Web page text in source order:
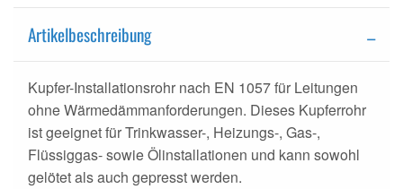
Artikelbeschreibung
Kupfer-Installationsrohr nach EN 1057 für Leitungen
ohne Wärmedämmanforderungen. Dieses Kupferrohr
ist geeignet für Trinkwasser-, Heizungs-, Gas-,
Flüssiggas- sowie Ölinstallationen und kann sowohl
gelötet als auch gepresst werden.